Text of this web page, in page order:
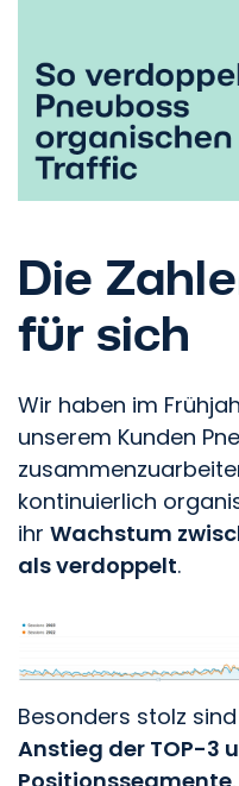
Die
für sich
Wir haben im
unserem Kunden
kontinuierlich
ihr Wachstum
als verdoppelt.
Besonders stolz
Anstieg der TOP-3